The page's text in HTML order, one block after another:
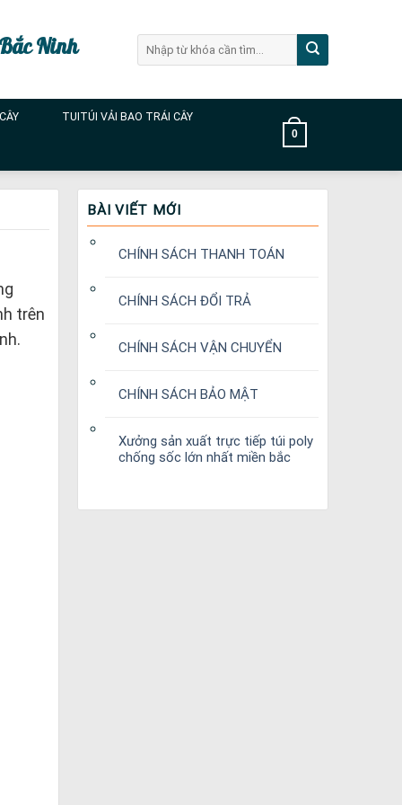
Ninh
kiếm:
TUITÚI VẢI BAO TRÁI CÂY
0
trên
BÀI VIẾT MỚI
CHÍNH SÁCH THANH TOÁN
CHÍNH SÁCH ĐỔI TRẢ
CHÍNH SÁCH VẬN CHUYỂN
CHÍNH SÁCH BẢO MẬT
Xưởng sản xuất trực tiếp túi poly
chống sốc lớn nhất miền bắc